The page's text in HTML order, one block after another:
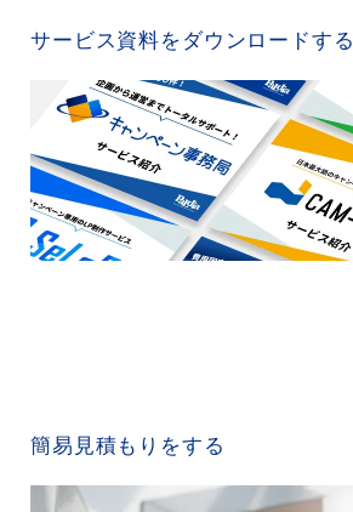
サービス資料をダウンロードする
簡易見積もりをする